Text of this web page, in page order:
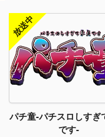
パチ童-パチスロしすぎ
です-